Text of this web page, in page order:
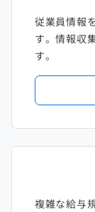
従業員情報
す。情報収
す。
複雑な給与